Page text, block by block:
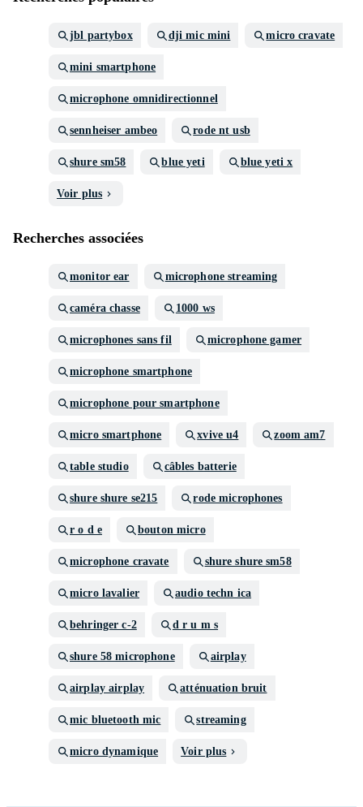
jbl partybox dji mic mini micro cravate
mini smartphone
microphone omnidirectionnel
sennheiser ambeo rode nt usb
shure sm58 blue yeti blue yeti x
Voir plus
Recherches associées
monitor ear microphone streaming
caméra chasse 1000 ws
microphones sans fil microphone gamer
microphone smartphone
microphone pour smartphone
micro smartphone xvive u4 zoom am7
table studio câbles batterie
shure shure se215 rode microphones
r o d e bouton micro
microphone cravate shure shure sm58
micro lavalier audio techn ica
behringer c-2 d r u m s
shure 58 microphone airplay
airplay airplay atténuation bruit
mic bluetooth mic streaming
micro dynamique Voir plus